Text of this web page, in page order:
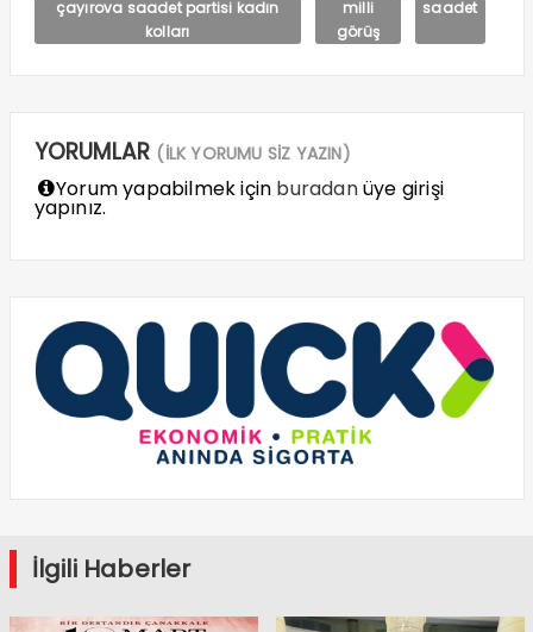
çayırova saadet partisi kadın
kolları
milli
görüş
saadet
YORUMLAR (İLK YORUMU SİZ YAZIN)
Yorum yapabilmek için buradanüye girişi
yapınız.
İlgili Haberler